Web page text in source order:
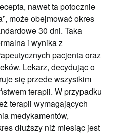
nawet ta potocznie
może obejmować okres
30 dni. Taka
i wynika z
pacjenta oraz
Lekarz, decydując o
się przede wszystkim
terapii. W przypadku
terapii wymagających
medykamentów,
dłuższy niż miesiąc jest